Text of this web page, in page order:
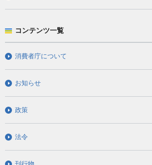
コンテンツ一覧
消費者庁について
お知らせ
政策
法令